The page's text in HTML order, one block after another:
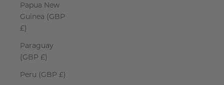
Papua New
Guinea (GBP
£)
Paraguay
(GBP £)
Peru (GBP £)